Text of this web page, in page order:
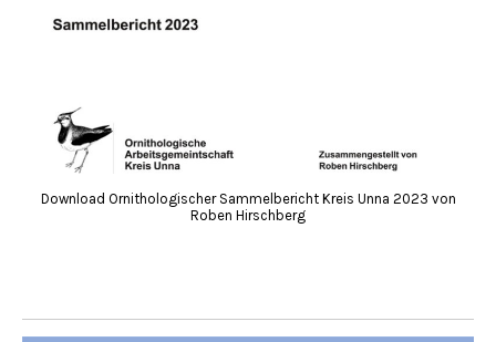
Download Ornithologischer Sammelbericht Kreis Unna 2023 von
Roben Hirschberg